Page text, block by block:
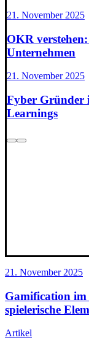
21. November 2025
OKR
Unternehmen
21. November 2025
Fyber Gründer
Learnings
21. November 2025
Gamification im
spielerische
Artikel